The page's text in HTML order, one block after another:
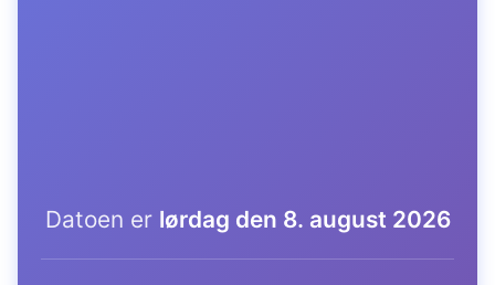
Datoen er lørdag den 8. august 2026